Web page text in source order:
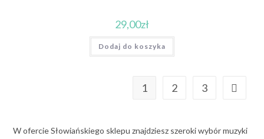
29,00zł
Dodaj do koszyka
1 2 3
W ofercie Słowiańskiego sklepu znajdziesz szeroki wybór muzyki